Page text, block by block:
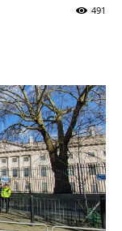
491